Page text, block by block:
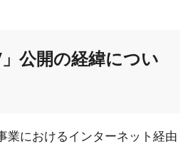
」公開の経緯につい
業におけるインターネット経由